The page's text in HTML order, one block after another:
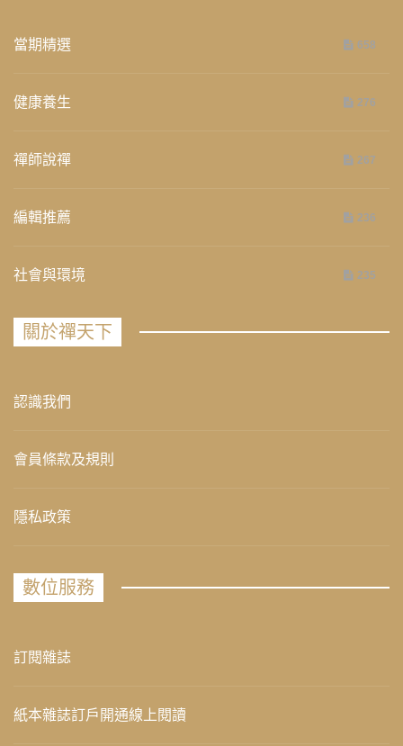
當期精選 658
健康養生 276
禪師說禪 267
編輯推薦 236
社會與環境 235
關於禪天下
認識我們
會員條款及規則
隱私政策
數位服務
訂閱雜誌
紙本雜誌訂戶開通線上閱讀